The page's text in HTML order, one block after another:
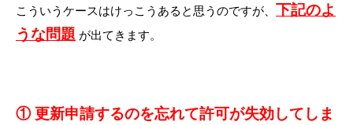
こういうケースはけっこうあると思うのですが、 下記のよ
うな問題 が出てきます。
① 更新申請するのを忘れて許可が失効してしま